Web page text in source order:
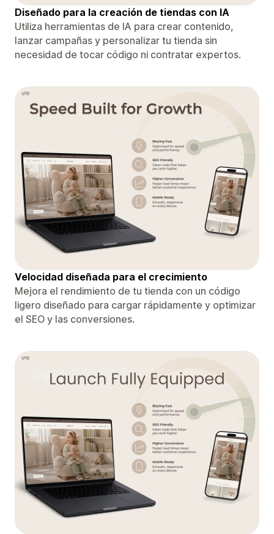
Diseñado para la creación de tiendas con IA
Utiliza herramientas de IA para crear contenido,
lanzar campañas y personalizar tu tienda sin
necesidad de tocar código ni contratar expertos.
Velocidad diseñada para el crecimiento
Mejora el rendimiento de tu tienda con un código
ligero diseñado para cargar rápidamente y optimizar
el SEO y las conversiones.